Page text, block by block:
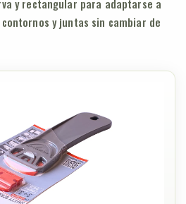
y rectangular para adaptarse a
y juntas sin cambiar de